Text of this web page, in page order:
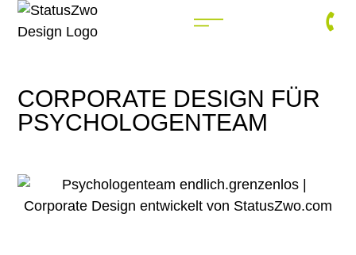
CORPORATE DESIGN FÜR
PSYCHOLOGENTEAM